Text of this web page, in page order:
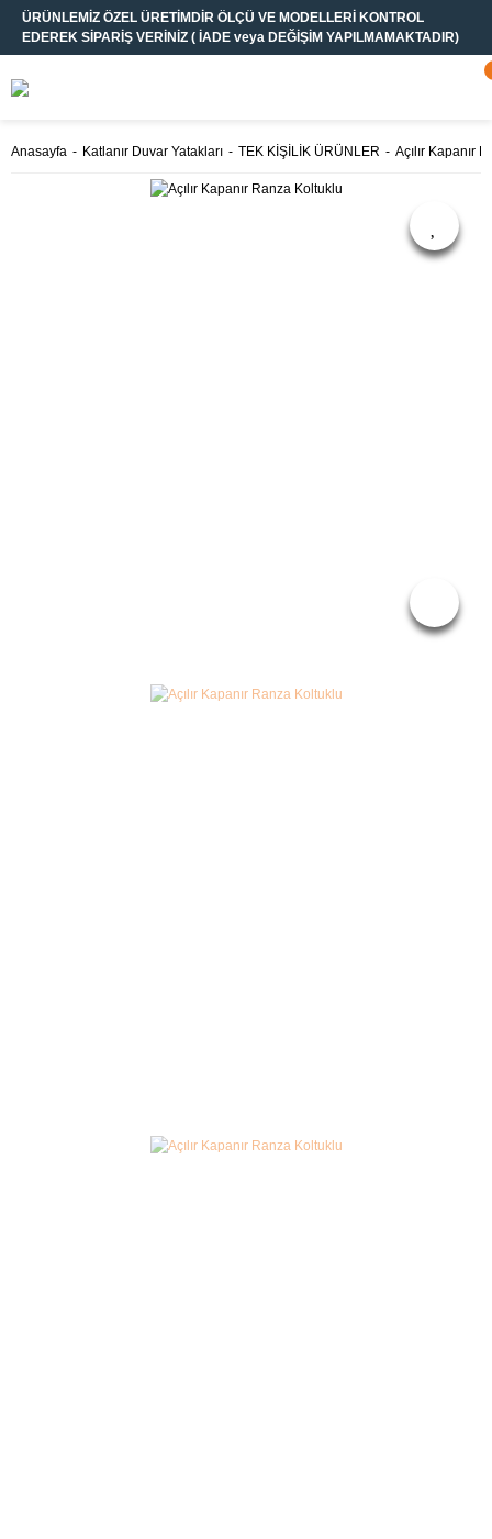
ÜRÜNLEMİZ ÖZEL ÜRETİMDİR ÖLÇÜ VE MODELLERİ KONTROL
EDEREK SİPARİŞ VERİNİZ ( İADE veya DEĞİŞİM YAPILMAMAKTADIR)
Anasayfa Katlanır Duvar Yatakları TEK KİŞİLİK ÜRÜNLER Açılır Kapanır